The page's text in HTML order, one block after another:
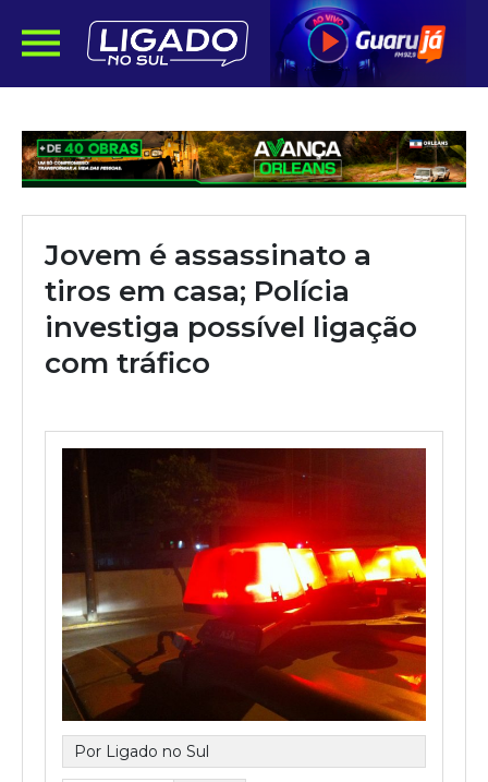
Jovem é assassinato a
tiros em casa; Polícia
investiga possível ligação
com tráfico
Por Ligado no Sul